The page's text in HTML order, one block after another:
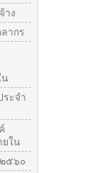
าง
ากร
น
ะจำ
ยใน
๕๖๐